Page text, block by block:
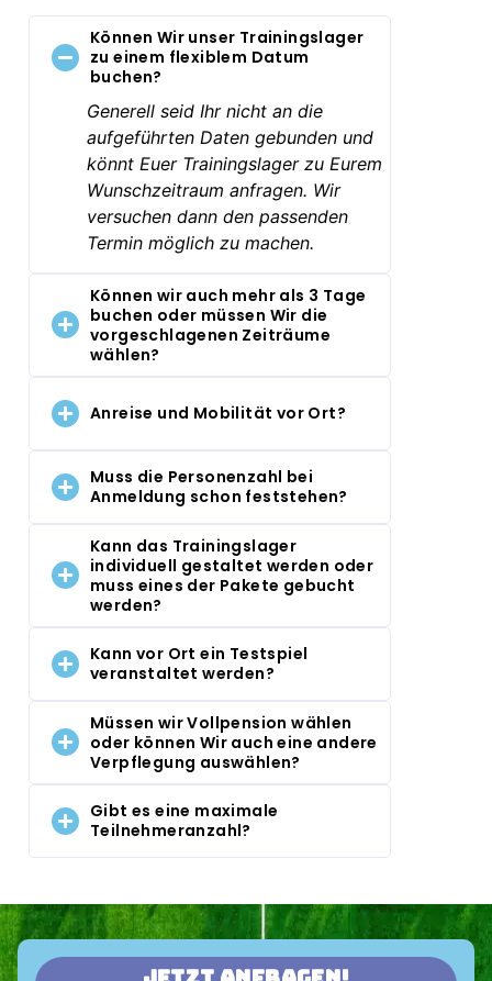
Können Wir unser Trainingslager
zu einem flexiblem Datum
buchen?
Generell seid Ihr nicht an die
aufgeführten Daten gebunden und
könnt Euer Trainingslager zu Eurem
Wunschzeitraum anfragen. Wir
versuchen dann den passenden
Termin möglich zu machen.
Können wir auch mehr als 3 Tage
buchen oder müssen Wir die
vorgeschlagenen Zeiträume
wählen?
Anreise und Mobilität vor Ort?
Muss die Personenzahl bei
Anmeldung schon feststehen?
Kann das Trainingslager
individuell gestaltet werden oder
muss eines der Pakete gebucht
werden?
Kann vor Ort ein Testspiel
veranstaltet werden?
Müssen wir Vollpension wählen
oder können Wir auch eine andere
Verpflegung auswählen?
Gibt es eine maximale
Teilnehmeranzahl?